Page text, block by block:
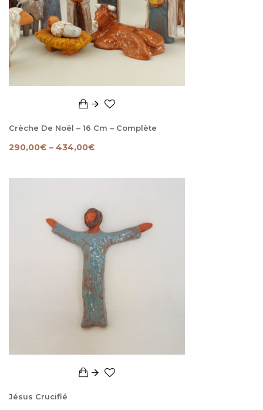
Crèche De Noël – 16 Cm – Complète
290,00€ – 434,00€
Jésus Crucifié